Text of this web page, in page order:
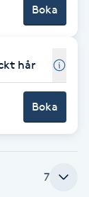
Boka
hår
Boka
7